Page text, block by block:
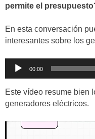
permite el
En esta conversación
interesantes sobre los
Reproductor
audio
00:00
Este vídeo resume bien
generadores eléctricos.
Reproductor